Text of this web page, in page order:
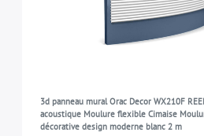
3d panneau mural Orac Decor WX210F
acoustique Moulure flexible Cimaise
décorative design moderne blanc 2 m